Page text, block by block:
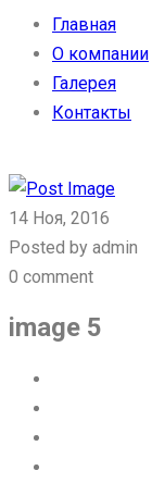
Главная
О компании
Галерея
Контакты
14 Ноя, 2016
Posted by admin
0 comment
image 5